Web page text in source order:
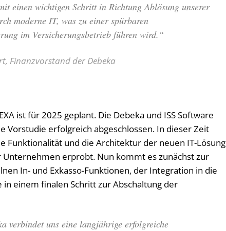
einen wichtigen Schritt in Richtung Ablösung unserer
moderne IT, was zu einer spürbaren
im Versicherungsbetrieb führen wird.“
Finanzvorstand der Debeka
ist für 2025 geplant. Die Debeka und ISS Software
Vorstudie erfolgreich abgeschlossen. In dieser Zeit
Funktionalität und die Architektur der neuen IT-Lösung
erprobt. Nun kommt es zunächst zur
In- und Exkasso-Funktionen, der Integration in die
einem finalen Schritt zur Abschaltung der
verbindet uns eine langjährige erfolgreiche